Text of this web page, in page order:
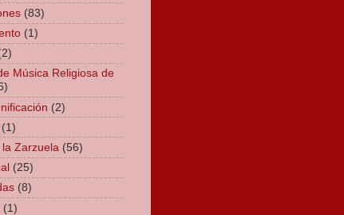
(83)
(1)
Música Religiosa de
(2)
(1)
Zarzuela (56)
(25)
(8)
(1)